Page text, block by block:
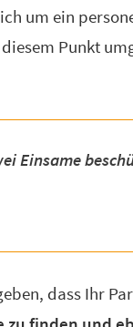
um ein
Punkt
Einsame
dass Ihr